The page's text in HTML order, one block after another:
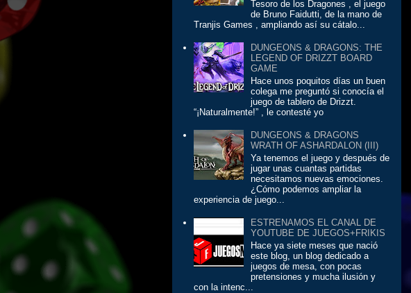
Tesoro de los Dragones , el juego
de Bruno Faidutti, de la mano de
Tranjis Games , ampliando así su cátalo...
DUNGEONS & DRAGONS: THE
LEGEND OF DRIZZT BOARD
GAME
Hace unos poquitos días un buen
colega me preguntó si conocía el
juego de tablero de Drizzt.
“¡Naturalmente!” , le contesté yo
DUNGEONS & DRAGONS
WRATH OF ASHARDALON (III)
Ya tenemos el juego y después de
jugar unas cuantas partidas
necesitamos nuevas emociones.
¿Cómo podemos ampliar la
experiencia de juego...
ESTRENAMOS EL CANAL DE
YOUTUBE DE JUEGOS+FRIKIS
Hace ya siete meses que nació
este blog, un blog dedicado a
juegos de mesa, con pocas
pretensiones y mucha ilusión y
con la intenc...